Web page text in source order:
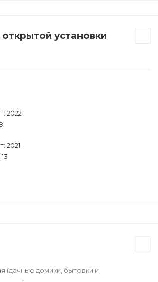
установки
2022-
2021-
(дачные домики, бытовки и